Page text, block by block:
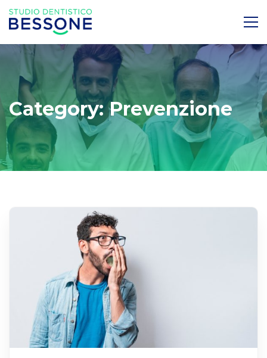
Category: Prevenzione